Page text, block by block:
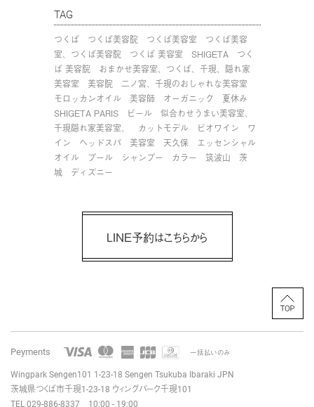
TAG
つくば つくば美容院 つくば美容室
つくば美容
室、つくば美容院
つくば 美容室 SHIGETA
つく
ば 美容院
おまかせ美容室、つくば、千現、隠れ家
美容室
美容院
二ノ宮、千現のおしゃれな美容室
モロッカンオイル
美容師 オーガニック
夏休み
SHIGETA PARIS
ビール
似合わせうまい美容室、
千現隠れ家美容室、
カットモデル ビオワイン
ワ
イン
ヘッドスパ 美容室 天久保
エッセンシャル
オイル
プール シャンプー カラー 筑波山
茨
城
ディズニー
LINE予約はこちらから
Wingpark Sengen101 1-23-18 Sengen Tsukuba Ibaraki JPN
茨城県つくば市千現1-23-18 ウィングパーク千現101
TEL 029-886-8337 10:00 - 19:00
Peyments 一括払いのみ